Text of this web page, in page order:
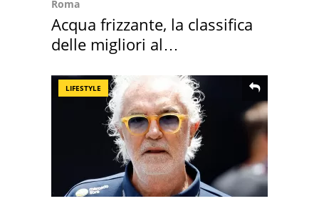
Roma
Acqua frizzante, la classifica
delle migliori al
LIFESTYLE